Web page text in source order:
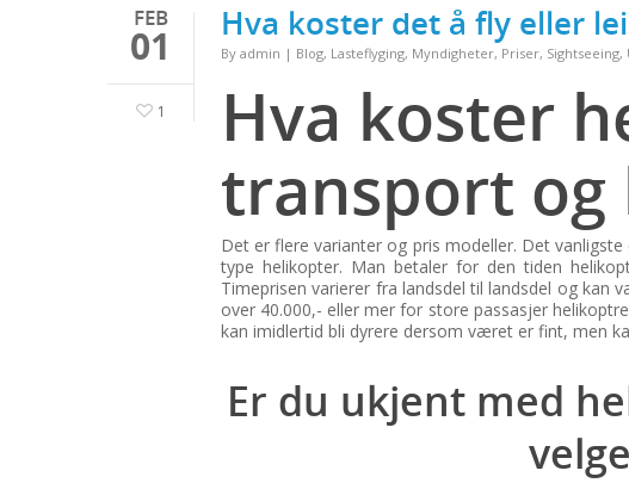
FEB
01
1
Hva koster det å fly eller
By admin | Blog, Lasteflyging, Myndigheter, Priser, Sightseeing,
Hva koster
transport og
Det er flere varianter og pris modeller. Det
type helikopter. Man betaler for den tiden
Timeprisen varierer fra landsdel til landsdel og
over 40.000,- eller mer for store passasjer
kan imidlertid bli dyrere dersom været er fint, men
Er du ukjent med